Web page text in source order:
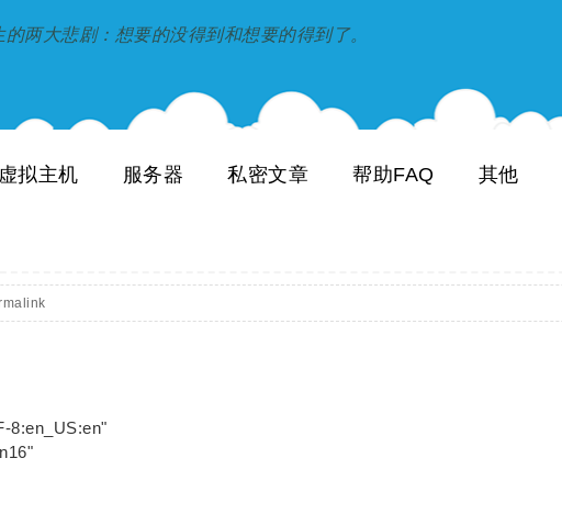
两大悲剧：想要的没得到和想要的得到了。
虚拟主机 服务器 私密文章 帮助FAQ 其他
8:en_US:en"